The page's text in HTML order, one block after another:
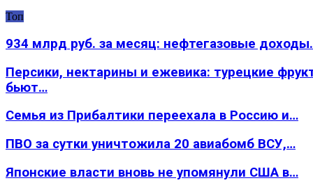
Топ
934 млрд руб. за месяц: нефтегазовые
Персики, нектарины и ежевика: турецкие
бьют…
Семья из Прибалтики переехала в Россию и…
ПВО за сутки уничтожила 20 авиабомб ВСУ,…
Японские власти вновь не упомянули США в…